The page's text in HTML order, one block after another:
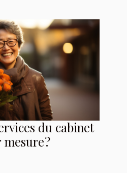
du cabinet
?